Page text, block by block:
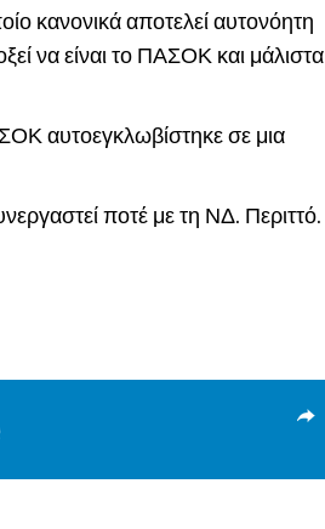
κανονικά αποτελεί αυτονόητη
να είναι το ΠΑΣΟΚ και μάλιστα
αυτοεγκλωβίστηκε σε μια
ποτέ με τη ΝΔ. Περιττό.